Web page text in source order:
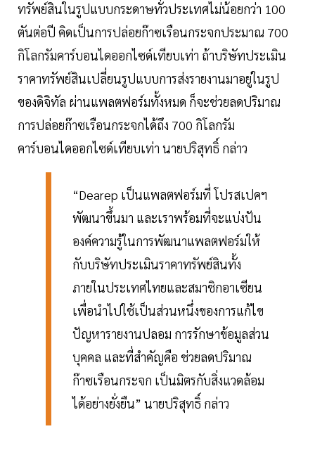
ทรัพย์สินในรูปแบบกระดาษทั่วประเทศไม่น้อยกว่า 100
ตันต่อปี คิดเป็นการปล่อยก๊าซเรือนกระจกประมาณ 700
กิโลกรัมคาร์บอนไดออกไซด์เทียบเท่า ถ้าบริษัทประเมิน
ราคาทรัพย์สินเปลี่ยนรูปแบบการส่งรายงานมาอยู่ในรูป
ของดิจิทัล ผ่านแพลตฟอร์มทั้งหมด ก็จะช่วยลดปริมาณ
การปล่อยก๊าซเรือนกระจกได้ถึง 700 กิโลกรัม
คาร์บอนไดออกไซด์เทียบเท่า นายปริสุทธิ์ กล่าว
“Dearep เป็นแพลตฟอร์มที่ โปรสเปคฯ
พัฒนาขึ้นมา และเราพร้อมที่จะแบ่งปัน
องค์ความรู้ในการพัฒนาแพลตฟอร์มให้
กับบริษัทประเมินราคาทรัพย์สินทั้ง
ภายในประเทศไทยและสมาชิกอาเซียน
เพื่อนำไปใช้เป็นส่วนหนึ่งของการแก้ไข
ปัญหารายงานปลอม การรักษาข้อมูลส่วน
บุคคล และที่สำคัญคือ ช่วยลดปริมาณ
ก๊าซเรือนกระจก เป็นมิตรกับสิ่งแวดล้อม
ได้อย่างยั่งยืน” นายปริสุทธิ์ กล่าว